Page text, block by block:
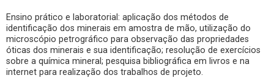
Ensino prático e laboratorial: aplicação dos métodos de
identificação dos minerais em amostra de mão, utilização do
microscópio petrográfico para observação das propriedades
óticas dos minerais e sua identificação; resolução de exercícios
sobre a química mineral; pesquisa bibliográfica em livros e na
internet para realização dos trabalhos de projeto.